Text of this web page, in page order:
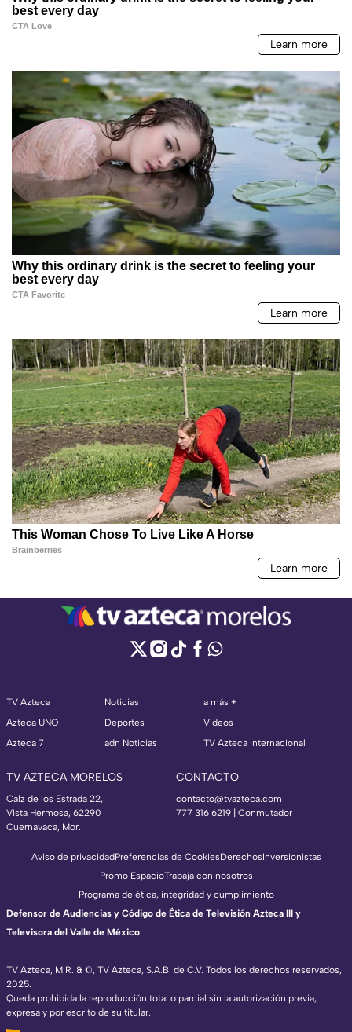
TV Azteca
Azteca UNO
Azteca 7
Noticias
Deportes
adn Noticias
a más +
Videos
TV Azteca Internacional
TV AZTECA MORELOS
Calz de los Estrada 22,
Vista Hermosa, 62290
Cuernavaca, Mor.
CONTACTO
contacto@tvazteca.com
777 316 6219 | Conmutador
TV Azteca, M.R. & ©, TV Azteca, S.A.B. de C.V. Todos los derechos reservados,
2025.
Queda prohibida la reproducción total o parcial sin la autorización previa,
expresa y por escrito de su titular.
Aviso de privacidadPreferencias de CookiesDerechosInversionistas
Promo EspacioTrabaja con nosotros
Programa de ética, integridad y cumplimiento
Defensor de Audiencias y Código de Ética de Televisión Azteca III y
Televisora del Valle de México